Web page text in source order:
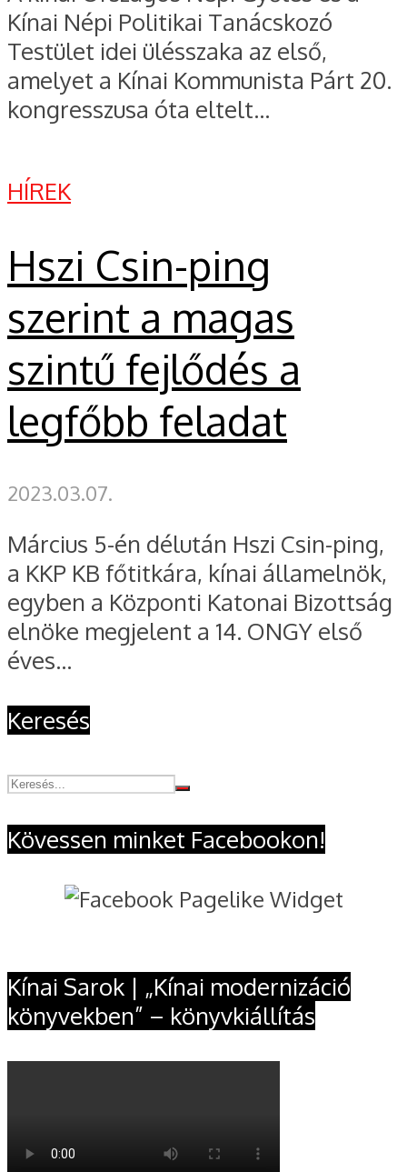
Kínai Népi Politikai Tanácskozó
Testület idei ülésszaka az első,
amelyet a Kínai Kommunista Párt 20.
kongresszusa óta eltelt...
HÍREK
Hszi Csin-ping
szerint a magas
szintű fejlődés a
legfőbb feladat
2023.03.07.
Március 5-én délután Hszi Csin-ping,
a KKP KB főtitkára, kínai államelnök,
egyben a Központi Katonai Bizottság
elnöke megjelent a 14. ONGY első
éves...
Keresés
Kövessen minket Facebookon!
Kínai Sarok | „Kínai modernizáció
könyvekben” – könyvkiállítás